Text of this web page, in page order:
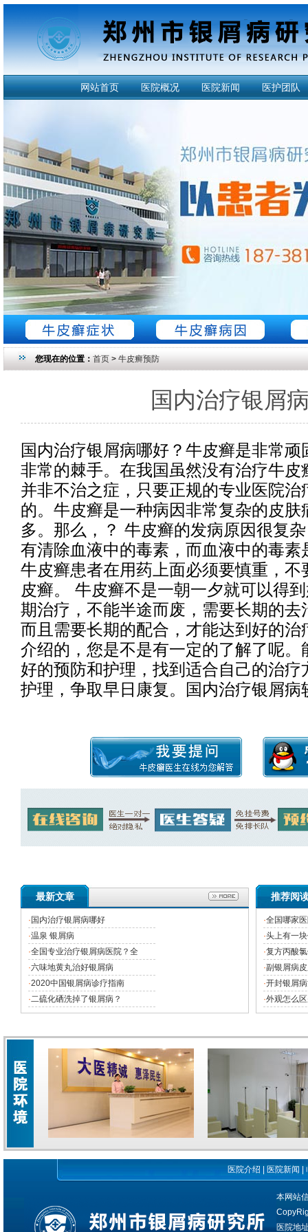
网站首页 医院概况 医院新闻 医护团队
您现在的位置： 首页 > 牛皮癣预防
国内治疗银屑
国内治疗银屑病哪好？牛皮癣是非常
非常的棘手。在我国虽然没有治疗牛
并非不治之症，只要正规的专业医院
的。牛皮癣是一种病因非常复杂的皮
多。那么，？ 牛皮癣的发病原因很复
有清除血液中的毒素，而血液中的毒
牛皮癣患者在用药上面必须要慎重，
皮癣。 牛皮癣不是一朝一夕就可以得
期治疗，不能半途而废，需要长期的
而且需要长期的配合，才能达到好的
介绍的，您是不是有一定的了解了呢
好的预防和护理，找到适合自己的治
护理，争取早日康复。国内治疗银屑病
最新文章
· 国内治疗银屑病哪好
·温泉 银屑病
·全国专业治疗银屑病医院？全
·六味地黄丸治好银屑病
·2020中国银屑病诊疗指南
·二硫化硒洗掉了银屑病？
推荐阅
·全国哪家
·头上有一
·复方丙酸
·副银屑病
·开封银屑
·外观怎么
医院介绍 医院新闻
本网站
医院地